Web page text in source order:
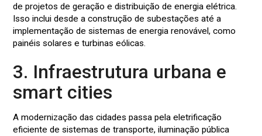
de projetos de geração e distribuição de energia elétrica.
Isso inclui desde a construção de subestações até a
implementação de sistemas de energia renovável, como
painéis solares e turbinas eólicas.
3. Infraestrutura urbana e
smart cities
A modernização das cidades passa pela eletrificação
eficiente de sistemas de transporte, iluminação pública